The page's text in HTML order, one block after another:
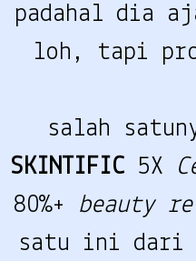
padahal dia
loh, tapi
salah
SKINTIFIC 5X
80%+ beauty
satu ini dari